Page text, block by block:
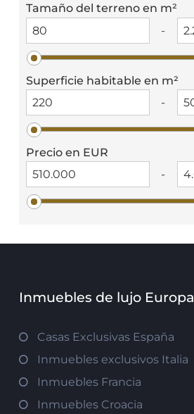
Tamaño del terreno en m²
-
Superficie habitable en m²
-
Precio en EUR
-
Inmuebles de lujo Europa
Casas Exclusivas España
Inmuebles exclusivos Italia
Inmuebles Francia
Inmuebles Croacia